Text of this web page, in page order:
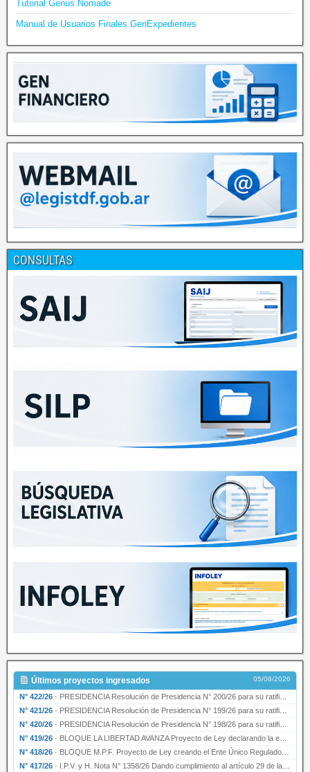
Tutorial Genus Nomade
Manual de Usuarios Finales GenExpedientes
CONSULTAS
Últimos proyectos ingresados 05/08/2026
N° 422/26 · PRESIDENCIA Resolución de Presidencia N° 200/26 para su ratificación.
N° 421/26 · PRESIDENCIA Resolución de Presidencia N° 199/26 para su ratificación.
N° 420/26 · PRESIDENCIA Resolución de Presidencia N° 198/26 para su ratificación.
N° 419/26 · BLOQUE LA LIBERTAD AVANZA Proyecto de Ley declarando la esencialidad del servicio educativ…
N° 418/26 · BLOQUE M.P.F. Proyecto de Ley creando el Ente Único Regulador de servicios públicos de la …
N° 417/26 · I.P.V. y H. Nota N° 1358/26 Dando cumplimiento al artículo 29 de la Ley provincial N° 1399…